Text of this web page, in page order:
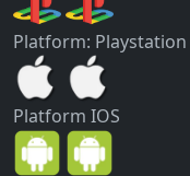
Platform: Playstation
Platform IOS